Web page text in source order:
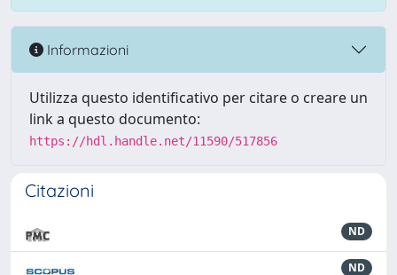
Informazioni
Utilizza questo identificativo per citare o creare un
link a questo documento:
https://hdl.handle.net/11590/517856
Citazioni
ND
ND